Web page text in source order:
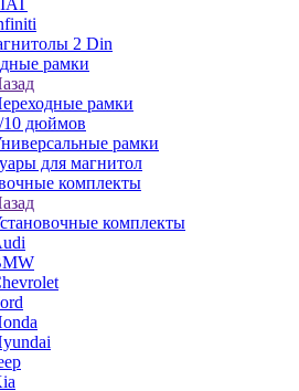
2 Din
рамки
рамки
10 дюймов
рамки
для магнитол
комплекты
комплекты